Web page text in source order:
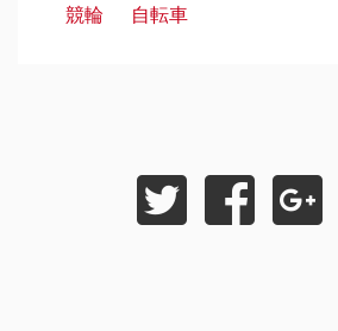
競輪
自転車